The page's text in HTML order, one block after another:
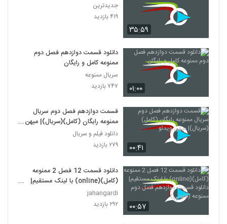
۳۵:۵۹
جدیدترین
۴۱۹ بازدید
۰۱:۰۰
دانلود قسمت دوازدهم فصل دوم
ممنوعه کامل و رایگان
سریال ممنوعه
۷۴۷ بازدید
۰۰:۴۱
قسمت دوازدهم فصل دوم سريال
ممنوعه رايگان (کامل)(سريال)| میهن
ویدئو
دانلود فیلم و سریال
۲۷۹ بازدید
۰۰:۵۷
دانلود قسمت 12 فصل 2 ممنوعه
(کامل)(online) با لینک مستقیم|
دانلود قسمت دوازدهم فصل دوم
ممنوعه (قانونی)
jahangardi
۲۹۲ بازدید